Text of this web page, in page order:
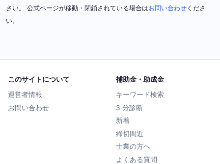
さい。 公式ページが移動・閉鎖されている場合はお問い合わせ くださ
い。
このサイトについて
運営者情報
お問い合わせ
補助金・助成金
キーワード検索
3 分診断
新着
締切間近
士業の方へ
よくある質問